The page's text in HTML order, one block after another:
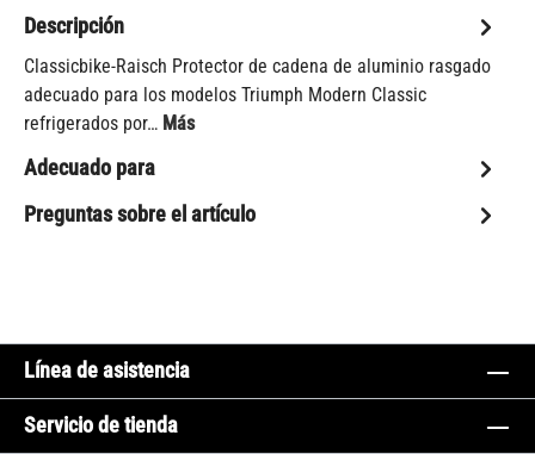
Descripción
Classicbike-Raisch Protector de cadena de aluminio rasgado
adecuado para los modelos Triumph Modern Classic
refrigerados por… Más
Adecuado para
Preguntas sobre el artículo
Línea de asistencia
Servicio de tienda